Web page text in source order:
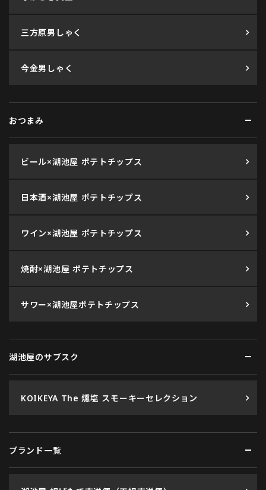
三方原男しゃく
今金男しゃく
おつまみ
ビール×湖池屋 ポテトチップス
日本酒×湖池屋 ポテトチップス
ワイン×湖池屋 ポテトチップス
焼酎×湖池屋 ポテトチップス
サワー×湖池屋ポテトチップス
湖池屋のサブスク
KOIKEYA The 燻塩 スモーキーセレクション
ブランド一覧